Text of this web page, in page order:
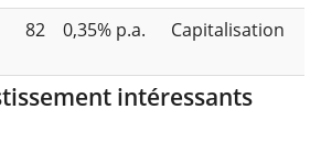
82 0,35% p.a. Capitalisation
intéressants